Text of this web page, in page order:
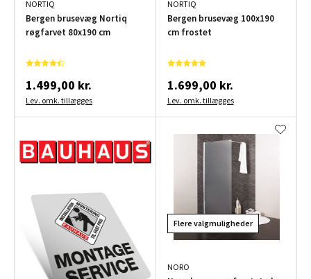
NORTIQ
Bergen brusevæg Nortiq
røgfarvet 80x190 cm
1.499,00 kr.
Lev. omk. tillægges
NORTIQ
Bergen brusevæg 100x190
cm frostet
1.699,00 kr.
Lev. omk. tillægges
Flere valgmuligheder
NORO